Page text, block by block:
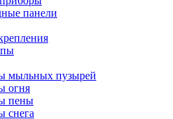
панели
мыльных пузырей
огня
пены
снега